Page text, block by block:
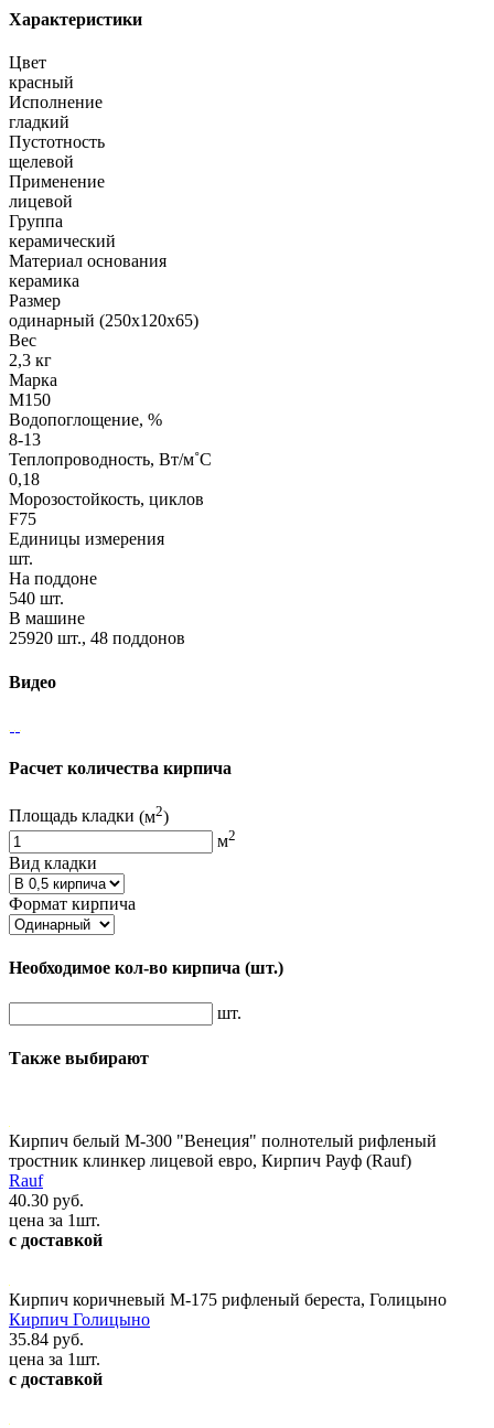
Характеристики
Цвет
красный
Исполнение
гладкий
Пустотность
щелевой
Применение
лицевой
Группа
керамический
Материал основания
керамика
Размер
одинарный (250х120х65)
Вес
2,3 кг
Марка
М150
Водопоглощение, %
8-13
Теплопроводность, Вт/м˚С
0,18
Морозостойкость, циклов
F75
Единицы измерения
шт.
На поддоне
540 шт.
В машине
25920 шт., 48 поддонов
Видео
Расчет количества кирпича
Площадь кладки (м2)
м2
Вид кладки
Формат кирпича
Необходимое кол-во кирпича (шт.)
шт.
Также выбирают
Кирпич белый М-300 "Венеция" полнотелый рифленый
тростник клинкер лицевой евро, Кирпич Рауф (Rauf)
Rauf
40.30 руб.
цена за 1шт.
с доставкой
Кирпич коричневый М-175 рифленый береста, Голицыно
Кирпич Голицыно
35.84 руб.
цена за 1шт.
с доставкой